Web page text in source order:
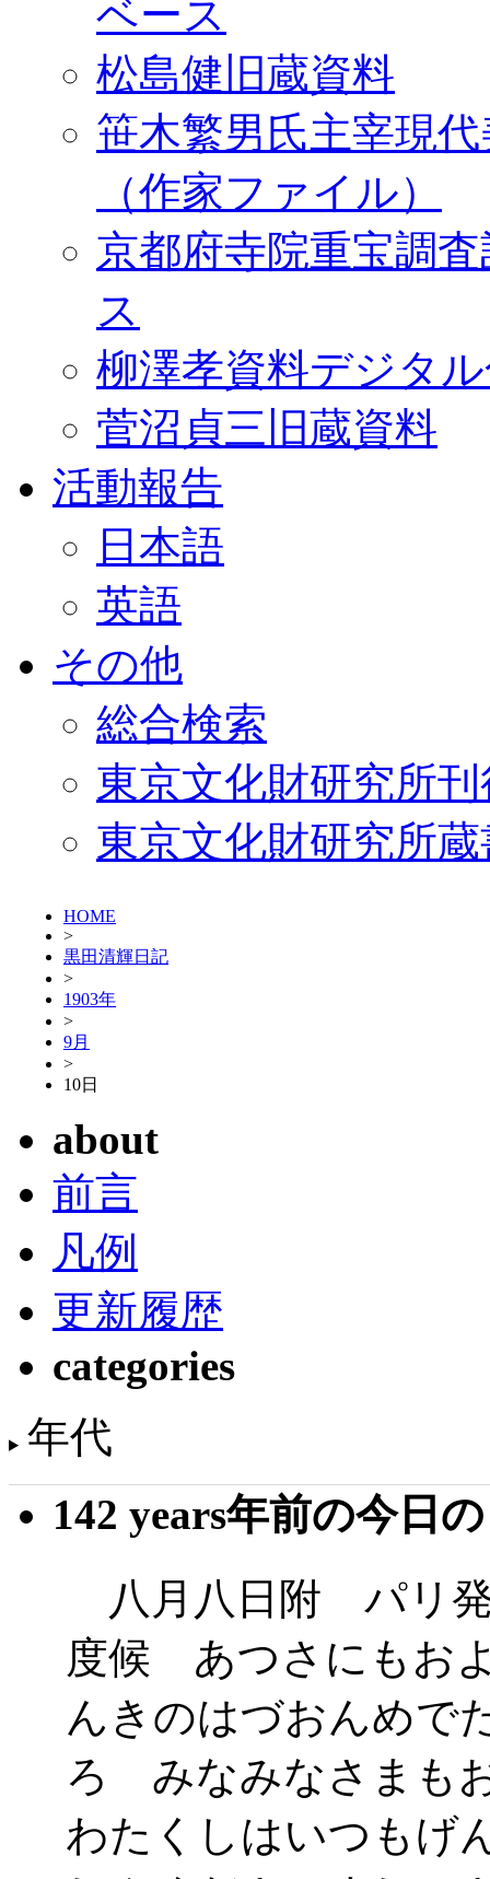
ベース
松島健旧蔵資料
笹木繁男氏主宰現
（作家ファイル）
京都府寺院重宝調
ス
柳澤孝資料デジタ
菅沼貞三旧蔵資料
活動報告
日本語
英語
その他
総合検索
東京文化財研究所
東京文化財研究所
HOME
>
黒田清輝日記
>
1903年
>
9月
>
10日
about
前言
凡例
更新履歴
categories
年代
142 years年前の今日
八月八日附 パリ
度候 あつさにもお
んきのはづおんめで
ろ みなみなさま
わたくしはいつもげ